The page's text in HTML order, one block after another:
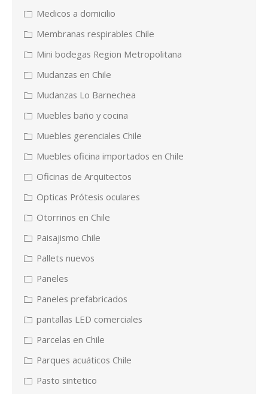
Medicos a domicilio
Membranas respirables Chile
Mini bodegas Region Metropolitana
Mudanzas en Chile
Mudanzas Lo Barnechea
Muebles baño y cocina
Muebles gerenciales Chile
Muebles oficina importados en Chile
Oficinas de Arquitectos
Opticas Prótesis oculares
Otorrinos en Chile
Paisajismo Chile
Pallets nuevos
Paneles
Paneles prefabricados
pantallas LED comerciales
Parcelas en Chile
Parques acuáticos Chile
Pasto sintetico